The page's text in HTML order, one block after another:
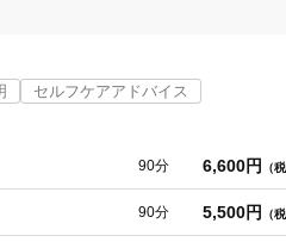
丁寧な説明
。
安心してご相談いただけます。
セルフケアアドバイス
90分 6,600円 （
90分 5,500円 （